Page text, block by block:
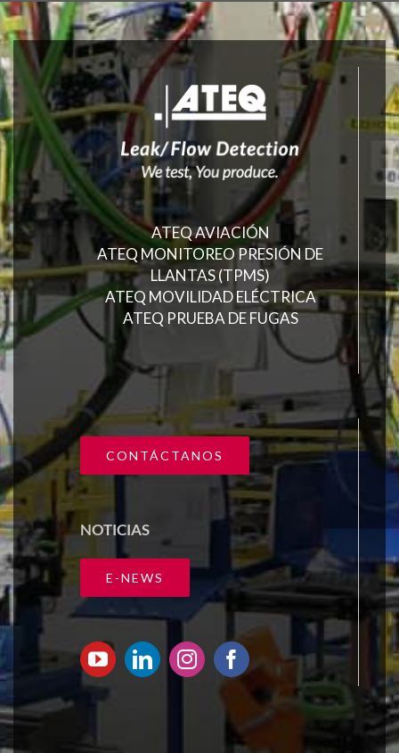
ATEQ AVIACIÓN
ATEQ MONITOREO PRESIÓN DE
LLANTAS (TPMS)
ATEQ MOVILIDAD ELÉCTRICA
ATEQ PRUEBA DE FUGAS
CONTÁCTANOS
NOTICIAS
E-NEWS